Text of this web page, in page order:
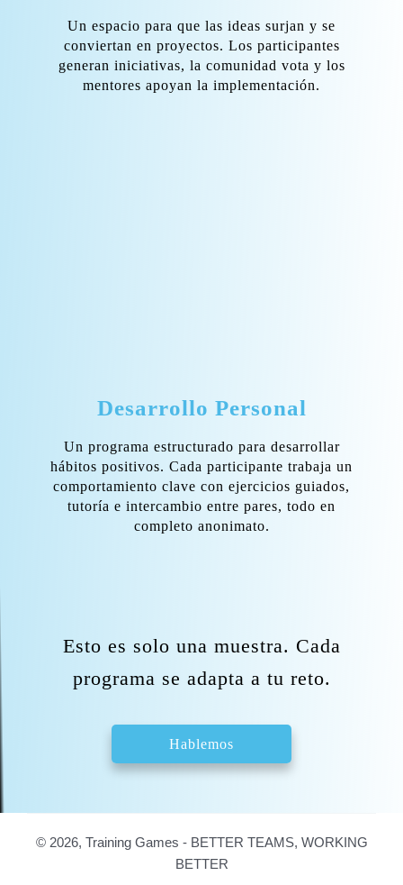
Un espacio para que las ideas surjan y se
conviertan en proyectos. Los participantes
generan iniciativas, la comunidad vota y los
mentores apoyan la implementación.
Desarrollo Personal
Un programa estructurado para desarrollar
hábitos positivos. Cada participante trabaja un
comportamiento clave con ejercicios guiados,
tutoría e intercambio entre pares, todo en
completo anonimato.
Esto es solo una muestra. Cada
programa se adapta a tu reto.
Hablemos
© 2026, Training Games - BETTER TEAMS, WORKING
BETTER